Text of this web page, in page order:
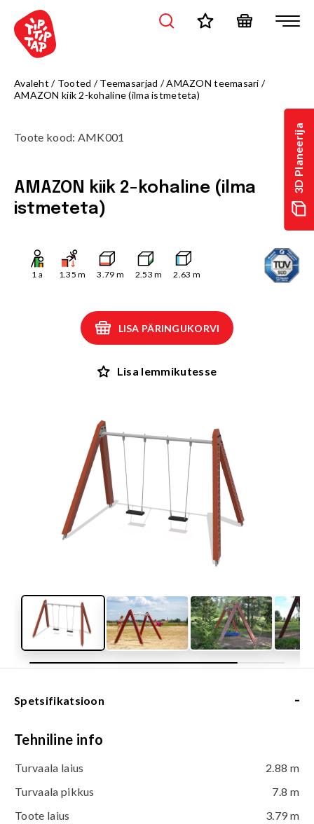
3D Planeerija
Avaleht / Tooted /Teemasarjad /AMAZON teemasari /
AMAZON kiik 2-kohaline (ilma istmeteta)
Toote kood: AMK001
AMAZON kiik 2-kohaline (ilma
istmeteta)
1 a 1.35 m 3.79 m 2.53 m 2.63 m
LISA PÄRINGUKORVI
Lisa lemmikutesse
Spetsifikatsioon -
Tehniline info
Turvaala laius
2.88 m
Turvaala pikkus
7.8 m
Toote laius
3.79 m